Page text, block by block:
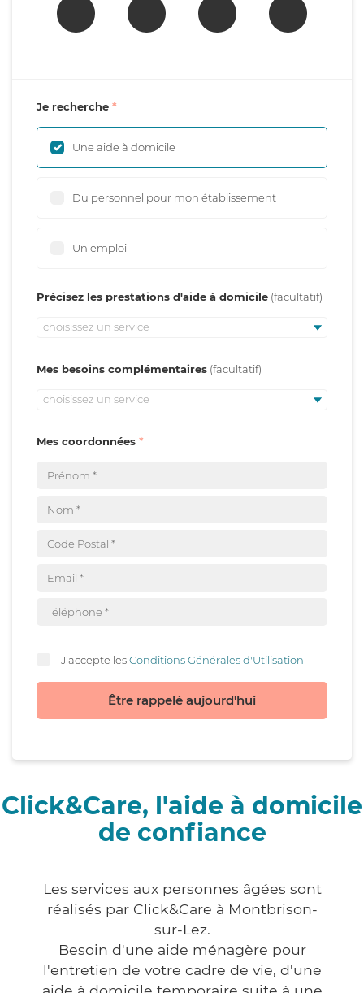
Je recherche
Une aide à domicile
Du personnel pour mon établissement
Un emploi
Précisez les prestations d'aide à domicile
choisissez un service
Mes besoins complémentaires
choisissez un service
Mes coordonnées
J'accepte lesConditions Générales d'Utilisation
Être rappelé aujourd'hui
Click&Care, l'aide à domicile
de confiance
Les services aux personnes âgées sont
réalisés par Click&Care à Montbrison-
sur-Lez.
Besoin d'une aide ménagère pour
l'entretien de votre cadre de vie, d'une